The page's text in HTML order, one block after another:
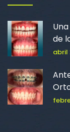
de
abril